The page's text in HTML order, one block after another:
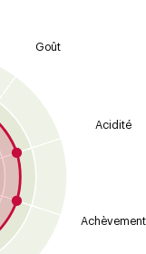
Goût
Acidité
Achèvement